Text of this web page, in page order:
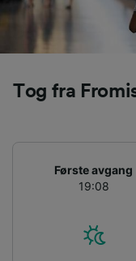
Tog fra
Første avgang
19:08